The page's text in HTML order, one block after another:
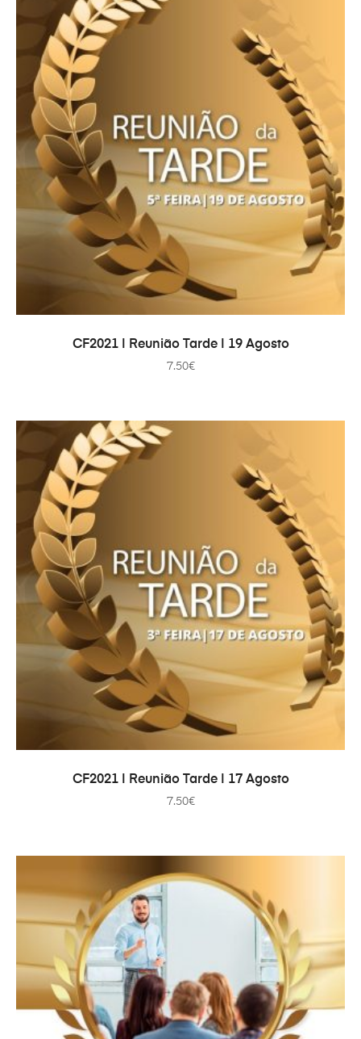
AJOUTER AU PANIER
CF2021 | Reunião Tarde | 19 Agosto
7.50€
AJOUTER AU PANIER
CF2021 | Reunião Tarde | 17 Agosto
7.50€